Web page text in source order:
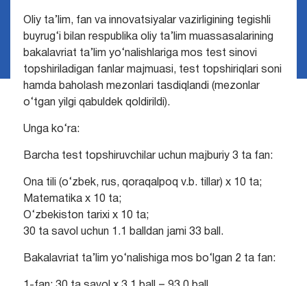
Oliy ta’lim, fan va innovatsiyalar vazirligining tegishli
buyrug‘i bilan respublika oliy ta’lim muassasalarining
bakalavriat ta’lim yo‘nalishlariga mos test sinovi
topshiriladigan fanlar majmuasi, test topshiriqlari soni
hamda baholash mezonlari tasdiqlandi (mezonlar
o‘tgan yilgi qabuldek qoldirildi).
Unga ko‘ra:
Barcha test topshiruvchilar uchun majburiy 3 ta fan:
Ona tili (o‘zbek, rus, qoraqalpoq v.b. tillar) x 10 ta;
Matematika x 10 ta;
O‘zbekiston tarixi x 10 ta;
30 ta savol uchun 1.1 balldan jami 33 ball.
Bakalavriat ta’lim yo‘nalishiga mos bo‘lgan 2 ta fan: